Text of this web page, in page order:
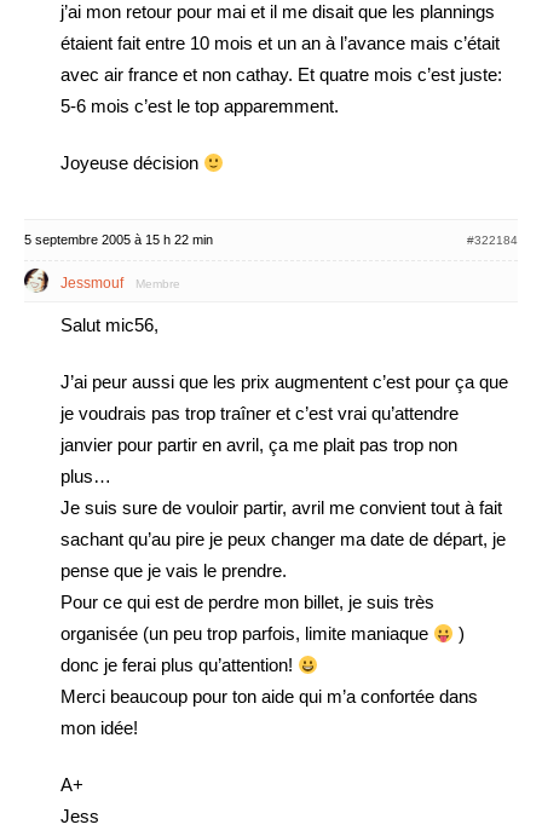
j’ai mon retour pour mai et il me disait que les plannings
étaient fait entre 10 mois et un an à l’avance mais c’était
avec air france et non cathay. Et quatre mois c’est juste:
5-6 mois c’est le top apparemment.
Joyeuse décision
5 septembre 2005 à 15 h 22 min #322184
Jessmouf Membre
Salut mic56,
J’ai peur aussi que les prix augmentent c’est pour ça que
je voudrais pas trop traîner et c’est vrai qu’attendre
janvier pour partir en avril, ça me plait pas trop non
plus…
Je suis sure de vouloir partir, avril me convient tout à fait
sachant qu’au pire je peux changer ma date de départ, je
pense que je vais le prendre.
Pour ce qui est de perdre mon billet, je suis très
organisée (un peu trop parfois, limite maniaque
)
donc je ferai plus qu’attention!
Merci beaucoup pour ton aide qui m’a confortée dans
mon idée!
A+
Jess